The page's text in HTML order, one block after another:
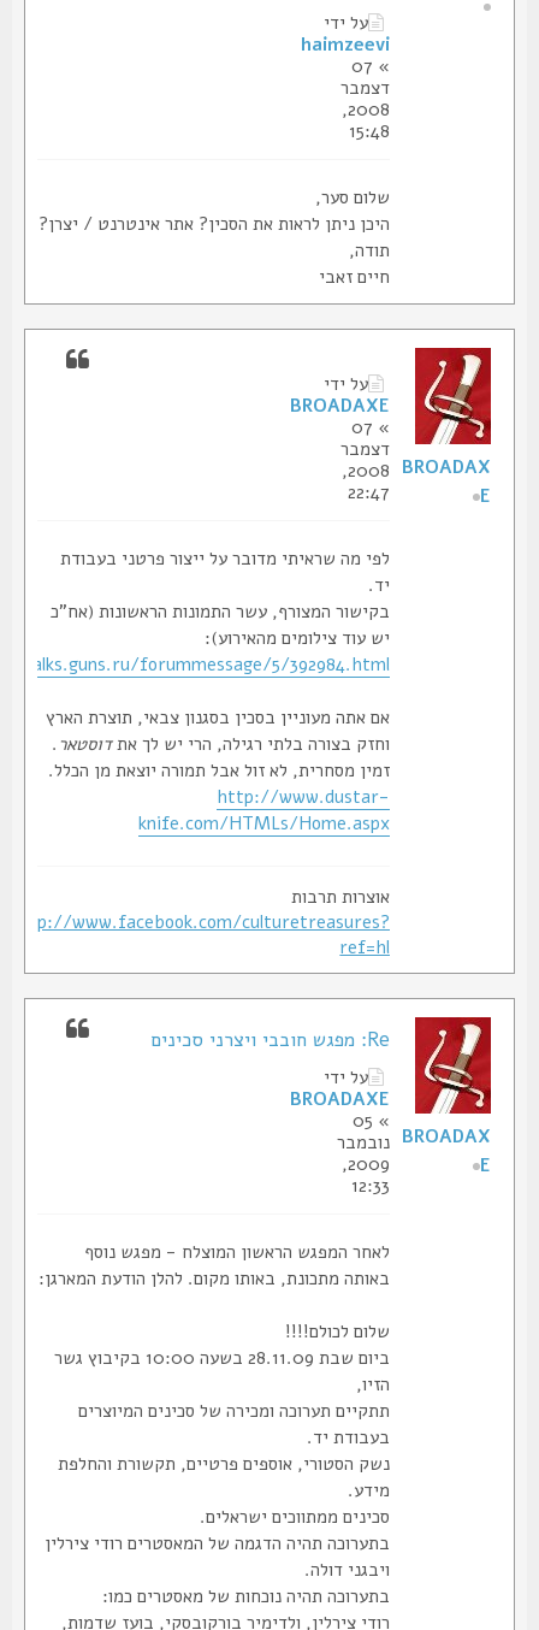
על ידי
haimzeevi
» 07
דצמבר
2008,
15:48
שלום סער,
היכן ניתן לראות את הסכין? אתר אינטרנט / יצרן?
תודה,
חיים זאבי
על ידי
BROADAXE
» 07
דצמבר
2008,
22:47
לפי מה שראיתי מדובר על ייצור פרטני בעבודת
בקישור המצורף, עשר התמונות הראשונות (אח"כ
יש עוד צילומים מהאירוע):
talks.guns.ru/forummessage/5/392984.html
אם אתה מעוניין בסכין בסגנון צבאי, תוצרת הארץ
וחזק בצורה בלתי רגילה, הרי יש לך אתדוסטאר.
זמין מסחרית, לא זול אבל תמורה יוצאת מן הכלל.
http://www.dustar-
knife.com/HTMLs/Home.aspx
אוצרות תרבות
http://www.facebook.com/culturetreasures?
ref=hl
BROADAX
על ידי
BROADAXE
נובמבר
2009,
12:33
לאחר המפגש הראשון המוצלח - מפגש נוסף
באותה מתכונת, באותו מקום. להלן הודעת המארגן:
שלום לכולם!!!!
ביום שבת 28.11.09 בשעה 10:00 בקיבוץ גשר
תתקיים תערוכה ומכירה של סכינים המיוצרים
בעבודת יד.
נשק הסטורי, אוספים פרטיים, תקשורת והחלפת
מידע.
סכינים ממתווכים ישראלים.
בתערוכה תהיה הדגמה של המאסטרים רודי צירלין
ויבגני דולה.
בתערוכה תהיה נוכחות של מאסטרים כמו:
רודי צירלין, ולדימיר בורקובסקי, בועז שדמות,
BROADAX